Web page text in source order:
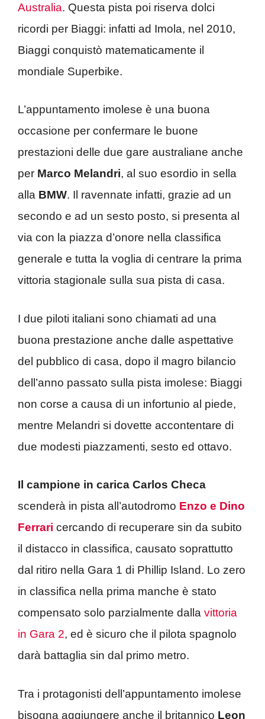
Australia. Questa pista poi riserva dolci
ricordi per Biaggi: infatti ad Imola, nel 2010,
Biaggi conquistò matematicamente il
mondiale Superbike.
L’appuntamento imolese è una buona
occasione per confermare le buone
prestazioni delle due gare australiane anche
per Marco Melandri, al suo esordio in sella
alla BMW. Il ravennate infatti, grazie ad un
secondo e ad un sesto posto, si presenta al
via con la piazza d’onore nella classifica
generale e tutta la voglia di centrare la prima
vittoria stagionale sulla sua pista di casa.
I due piloti italiani sono chiamati ad una
buona prestazione anche dalle aspettative
del pubblico di casa, dopo il magro bilancio
dell’anno passato sulla pista imolese: Biaggi
non corse a causa di un infortunio al piede,
mentre Melandri si dovette accontentare di
due modesti piazzamenti, sesto ed ottavo.
Il campione in carica Carlos Checa
scenderà in pista all’autodromo Enzo e Dino
Ferrari cercando di recuperare sin da subito
il distacco in classifica, causato soprattutto
dal ritiro nella Gara 1 di Phillip Island. Lo zero
in classifica nella prima manche è stato
compensato solo parzialmente dalla vittoria
in Gara 2, ed è sicuro che il pilota spagnolo
darà battaglia sin dal primo metro.
Tra i protagonisti dell’appuntamento imolese
bisogna aggiungere anche il britannico Leon